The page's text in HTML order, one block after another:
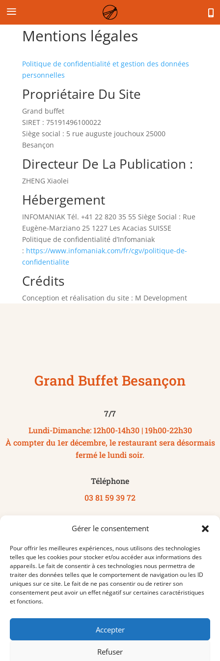
Gérer le consentement
Pour offrir les meilleures expériences, nous utilisons des technologies
telles que les cookies pour stocker et/ou accéder aux informations des
appareils. Le fait de consentir à ces technologies nous permettra de
traiter des données telles que le comportement de navigation ou les ID
uniques sur ce site. Le fait de ne pas consentir ou de retirer son
consentement peut avoir un effet négatif sur certaines caractéristiques
et fonctions.
Accepter
Refuser
a
Mentions légales
Politique de confidentialité et gestion des données
personnelles
Propriétaire Du Site
Grand buffet
SIRET : 75191496100022
Siège social : 5 rue auguste jouchoux 25000
Besançon
Directeur De La Publication :
ZHENG Xiaolei
Hébergement
INFOMANIAK Tél. +41 22 820 35 55 Siège Social : Rue
Eugène-Marziano 25 1227 Les Acacias SUISSE
Politique de confidentialité d’Infomaniak
: https://www.infomaniak.com/fr/cgv/politique-de-
confidentialite
Crédits
Conception et réalisation du site : M Development
Grand Buffet Besançon
7/7
Lundi-Dimanche: 12h00-14h30 | 19h00-22h30
À compter du 1er décembre, le restaurant sera désormais
fermé le lundi soir.
Téléphone
03 81 59 39 72
25000 Besançon